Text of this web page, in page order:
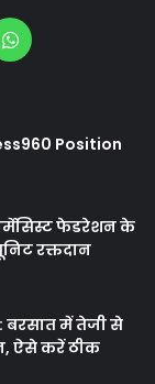
WhatsApp
Position
फेडरेशन के
रक्तदान
बरसात में तेजी से
ऐसे करें ठीक